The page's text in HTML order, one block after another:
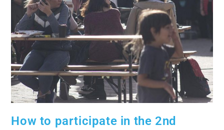
How to participate in the 2nd